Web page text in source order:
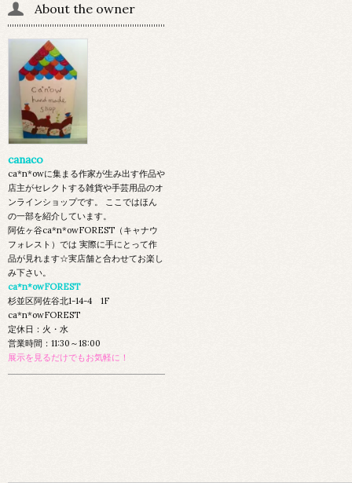
About the owner
canaco
ca*n*owに集まる作家が生み出す作品や
店主がセレクトする雑貨や手芸用品のオ
ンラインショップです。 ここではほん
の一部を紹介しています。
阿佐ヶ谷ca*n*owFOREST（キャナウ
フォレスト）では 実際に手にとって作
品が見れます☆実店舗と合わせてお楽し
み下さい。
ca*n*owFOREST
杉並区阿佐谷北1-14-4 1F
ca*n*owFOREST
定休日：火・水
営業時間：11:30～18:00
展示を見るだけでもお気軽に！